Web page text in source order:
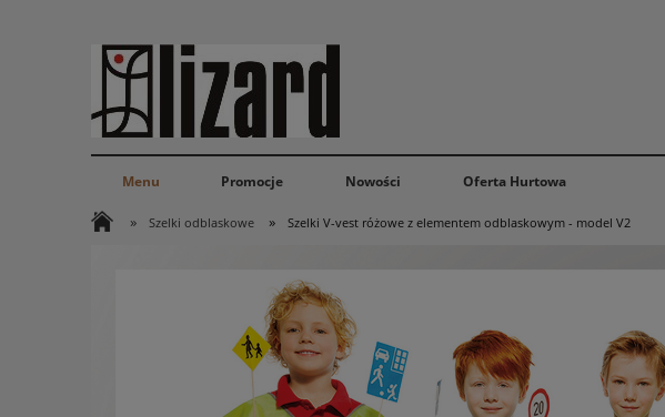
Menu Promocje Nowości Oferta Hurtowa
» Szelki odblaskowe » Szelki V-vest różowe z elementem odblaskowym - model V2